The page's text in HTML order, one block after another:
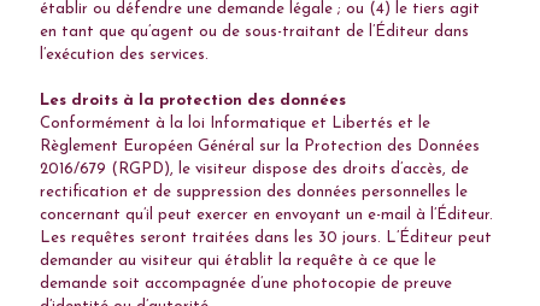
établir ou défendre une demande légale ; ou (4) le tiers agit
en tant que qu’agent ou de sous-traitant de l’Éditeur dans
l’exécution des services.
Les droits à la protection des données
Conformément à la loi Informatique et Libertés et le
Règlement Européen Général sur la Protection des Données
2016/679 (RGPD), le visiteur dispose des droits d’accès, de
rectification et de suppression des données personnelles le
concernant qu’il peut exercer en envoyant un e-mail à l’Éditeur.
Les requêtes seront traitées dans les 30 jours. L’Éditeur peut
demander au visiteur qui établit la requête à ce que le
demande soit accompagnée d’une photocopie de preuve